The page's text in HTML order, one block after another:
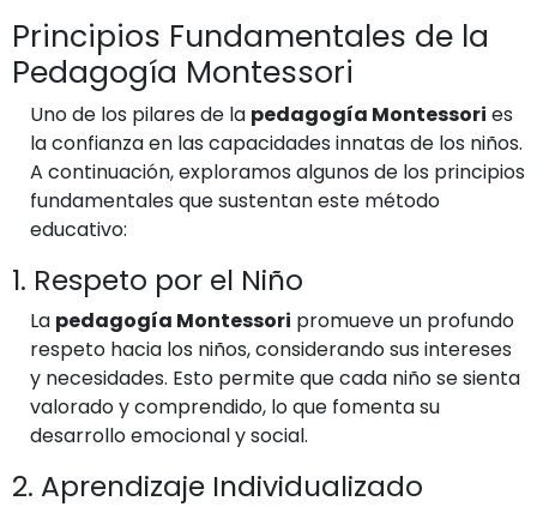
Principios Fundamentales de la
Pedagogía Montessori
Uno de los pilares de la pedagogía Montessori es
la confianza en las capacidades innatas de los niños.
A continuación, exploramos algunos de los principios
fundamentales que sustentan este método
educativo:
1. Respeto por el Niño
La pedagogía Montessori promueve un profundo
respeto hacia los niños, considerando sus intereses
y necesidades. Esto permite que cada niño se sienta
valorado y comprendido, lo que fomenta su
desarrollo emocional y social.
2. Aprendizaje Individualizado